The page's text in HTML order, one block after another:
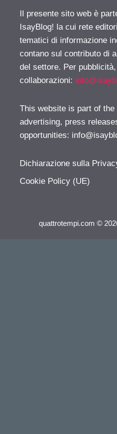
Il presente sito web è
IsayBlog! la cui rete
tematici di informazione
contano sul contributo di
del settore. Per
collaborazioni:
This website is part of
advertising, press
opportunities:
Dichiarazione sulla
Cookie Policy (UE)
quattrotempi.com ©